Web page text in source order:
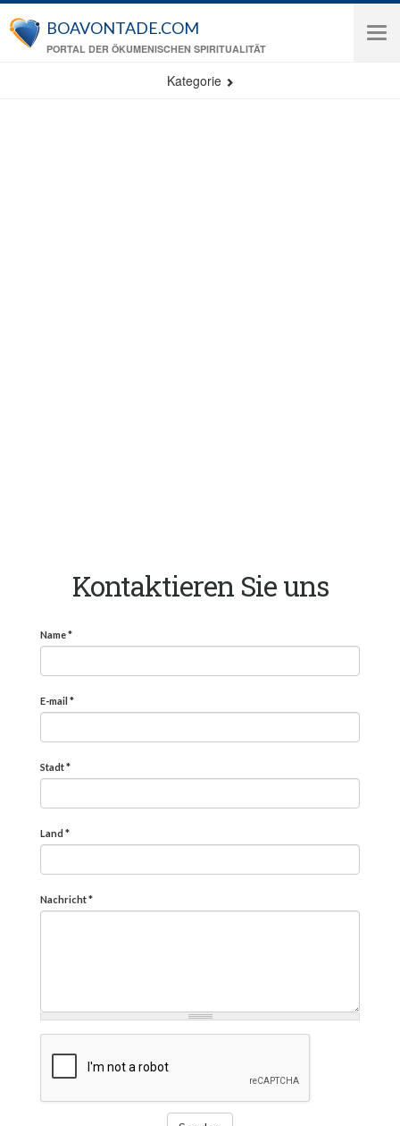
Direkt zum Inhalt
BOAVONTADE.COM
PORTAL DER ÖKUMENISCHEN SPIRITUALITÄT
Kategorie
Kontaktieren Sie uns
Name*
E-mail *
Stadt*
Land *
Nachricht*